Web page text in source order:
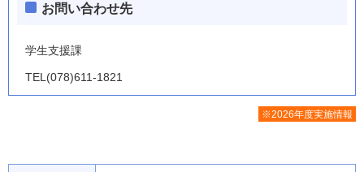
お問い合わせ先
学生支援課
TEL(078)611-1821
※2026年度実施情報